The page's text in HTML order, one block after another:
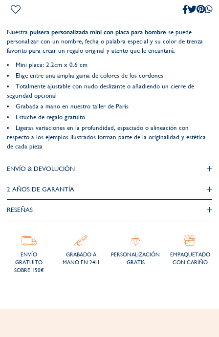
Nuestra pulsera personalizada mini con placa para hombre se puede
personalizar con un nombre, fecha o palabra especial y su color de trenza
favorito para crear un regalo original y atento que le encantará.
Mini placa: 2.2cm x 0.6 cm
Elige entre una amplia gama de colores de los cordones
Totalmente ajustable con nudo deslizante o añadiendo un cierre de
seguridad opcional
Grabada a mano en nuestro taller de París
Estuche de regalo gratuito
Ligeras variaciones en la profundidad, espaciado o alineación con
respecto a los ejemplos ilustrados forman parte de la originalidad y estética
de cada pieza
ENVÍO & DEVOLUCIÓN
2 AÑOS DE GARANTÍA​
RESEÑAS
ENVÍO
GRATUITO
SOBRE 150€
GRABADO A
MANO EN 24H
PERSONALIZACIÓN
GRATIS
EMPAQUETADO
CON CARIÑO